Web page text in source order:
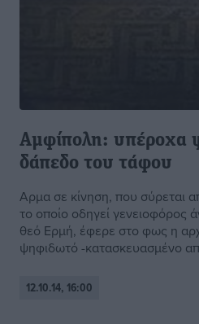
Αμφίπολη: υπέροχα
δάπεδο του τάφου
Αρμα σε κίνηση, που σύρεται
το οποίο οδηγεί γενειοφόρος
θεό Ερμή, έφερε στο φως η
ψηφιδωτό -κατασκευασμένο
12.10.14, 16:00